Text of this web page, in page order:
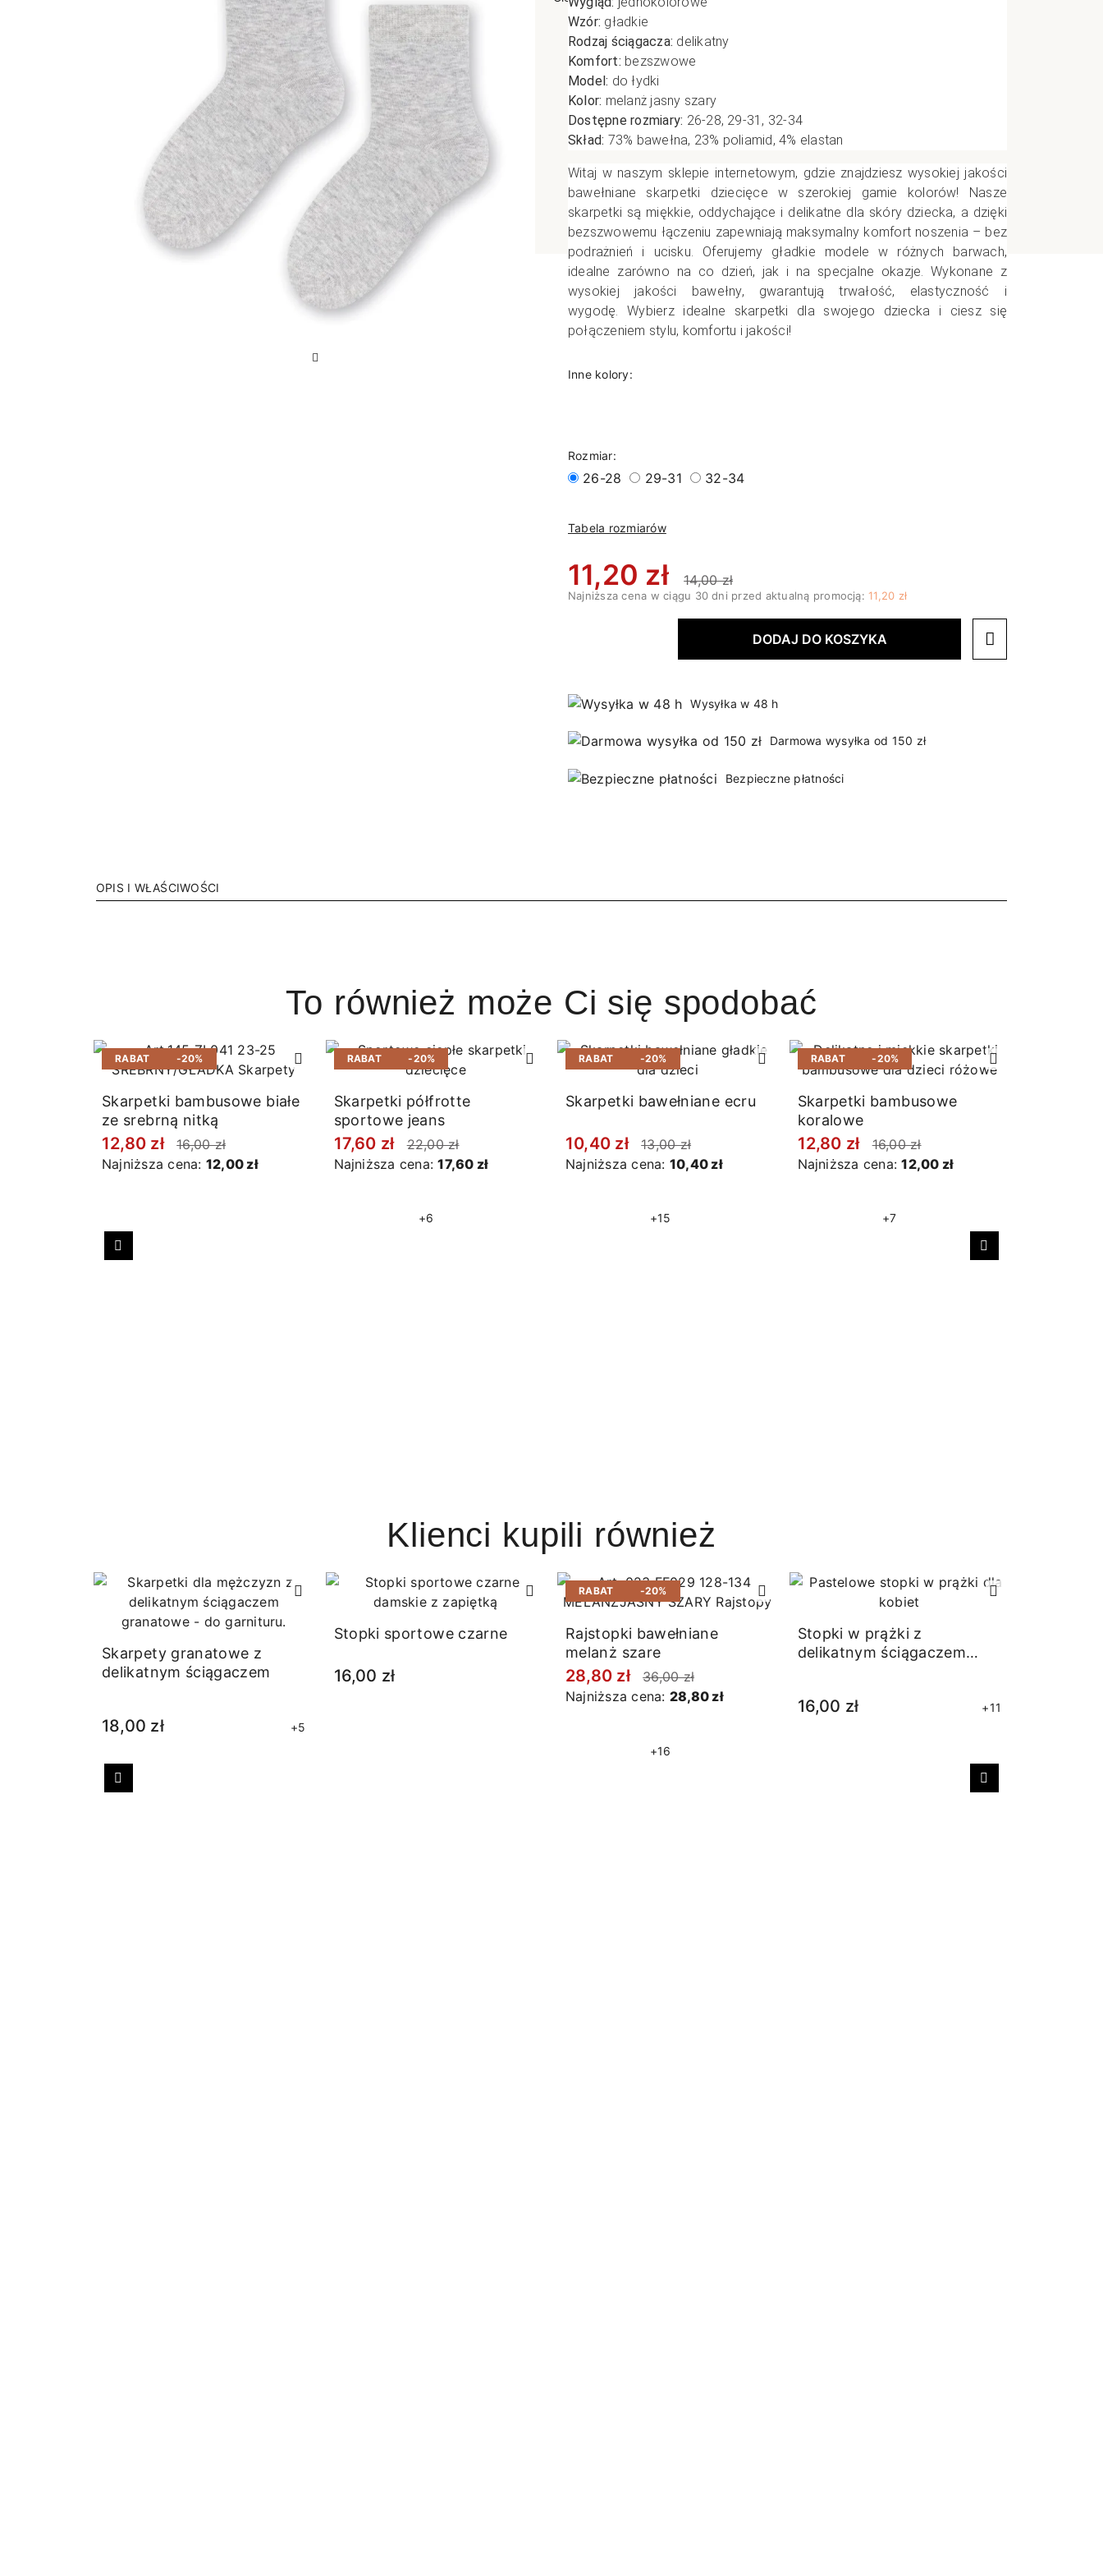
Sportowe
Antypoślizgowe
Ciepłe
Antypoślizgowe
Do spania
Ciepłe
RAJSTOPY
Ciepłe
GETRY
Jednokolorowe
Wzorowane
Ciepłe
NOWOŚCI OPAKOWANIA
Rozmiar XL
Antypoślizgowe
Do spania
Rozmiar XL
OPAKOWANIA
GETRY
Jednokolorowe
Wzorowane
NOWOŚCI
Wzór: gładkie
Rodzaj ściągacza: delikatny
Komfort: bezszwowe
Model: do łydki
Kolor: melanż jasny szary
Dostępne rozmiary: 26-28, 29-31, 32-34
Skład: 73% bawełna, 23% poliamid, 4% elastan
Witaj w naszym sklepie internetowym, gdzie znajdziesz wysokiej jakości
bawełniane skarpetki dziecięce w szerokiej gamie kolorów! Nasze
skarpetki są miękkie, oddychające i delikatne dla skóry dziecka, a dzięki
bezszwowemu łączeniu zapewniają maksymalny komfort noszenia – bez
podrażnień i ucisku. Oferujemy gładkie modele w różnych barwach,
idealne zarówno na co dzień, jak i na specjalne okazje. Wykonane z
wysokiej jakości bawełny, gwarantują trwałość, elastyczność i
wygodę.Wybierz idealne skarpetki dla swojego dziecka i ciesz się
połączeniem stylu, komfortu i jakości!
Inne kolory:
Rozmiar:
26-28 29-31 32-34
Tabela rozmiarów
11,20 zł 14,00 zł
Najniższa cena w ciągu 30 dni przed aktualną promocją:11,20 zł
DODAJ DO KOSZYKA
Wysyłka w 48 h
Darmowa wysyłka od 150 zł
Bezpieczne płatności
OPIS I WŁAŚCIWOŚCI
To również może Ci się spodobać
RABAT -20%
Skarpetki bambusowe białe
ze srebrną nitką
12,80 zł
16,00 zł
Najniższa cena: 12,00 zł
RABAT -20%
Skarpetki półfrotte
sportowe jeans
17,60 zł
22,00 zł
Najniższa cena:17,60 zł
+6
RABAT -20%
Skarpetki bawełniane ecru
10,40 zł
13,00 zł
Najniższa cena: 10,40 zł
+15
RABAT -20%
Skarpetki bambusowe
koralowe
12,80 zł
16,00 zł
Najniższa cena:12,00 zł
+7
Poprzedni Następny
Klienci kupili również
Skarpety granatowe z
delikatnym ściągaczem
18,00 zł +5
Stopki sportowe czarne
16,00 zł
RABAT -20%
Rajstopki bawełniane
melanż szare
28,80 zł
36,00 zł
Najniższa cena: 28,80 zł
+16
Stopki w prążki z
delikatnym ściągaczem
16,00 zł +11
Poprzedni Następny